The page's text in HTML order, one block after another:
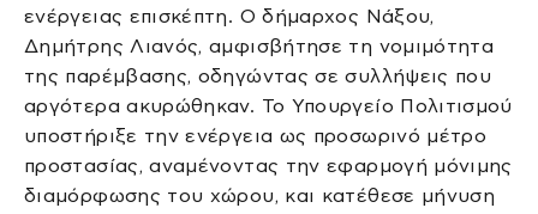
ενέργειας επισκέπτη. Ο δήμαρχος Νάξου,
Δημήτρης Λιανός, αμφισβήτησε τη νομιμότητα
της παρέμβασης, οδηγώντας σε συλλήψεις που
αργότερα ακυρώθηκαν. Το Υπουργείο Πολιτισμού
υποστήριξε την ενέργεια ως προσωρινό μέτρο
προστασίας, αναμένοντας την εφαρμογή μόνιμης
διαμόρφωσης του χώρου, και κατέθεσε μήνυση